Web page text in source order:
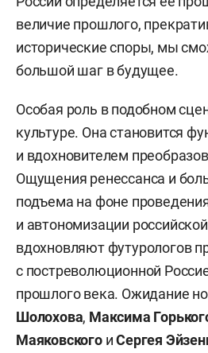
величие прошлого,
исторические споры, мы
большой шаг в будущее.
Особая роль в подобном
культуре. Она становится
и вдохновителем
Ощущения ренессанса и
подъема на фоне
и автономизации
вдохновляют футурологов
с постреволюционной
прошлого века. Ожидание
Шолохова, Максима
МаяковскогоиСергея